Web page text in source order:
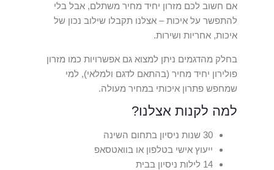
אם חשוב לכם מזרון יחיד מחיר משתלם, אבל בלי
להתפשר על איכות – אצלנו תקבלו שילוב נכון של
איכות, אחריות ושירות.
בחלק מהדגמים ניתן למצוא גם אפשרויות כמו מזרון
פולירון יחיד מחיר (בהתאם לדגם ולמלאי), למי
שמחפש פתרון איכותי במחיר מעולה.
למה לקנות אצלנו?
30 שנות ניסיון בתחום השינה
ייעוץ אישי בטלפון או בוואטסאפ
14 לילות ניסיון בבית